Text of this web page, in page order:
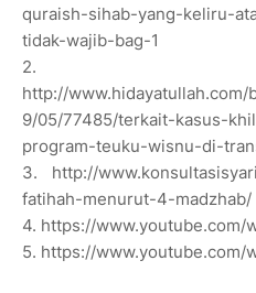
quraish-sihab-yang-keliru-
tidak-wajib-bag-1
2.
http://
9/05/77485/terkait-kasus-
program-teuku-wisnu-di-
3. http://
fatihah-menurut-4-madzhab/
4. https://www.youtube.com/
5. https://www.youtube.com/